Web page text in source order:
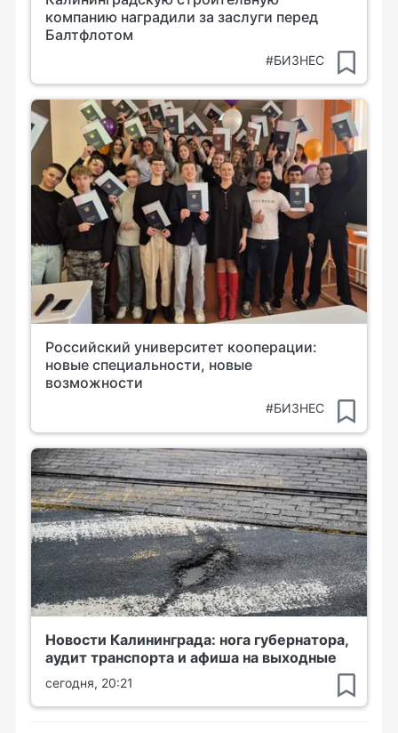
компанию наградили за заслуги перед
Балтфлотом
#БИЗНЕС
Российский университет кооперации:
новые специальности, новые
возможности
#БИЗНЕС
Новости Калининграда: нога губернатора,
аудит транспорта и афиша на выходные
сегодня, 20:21